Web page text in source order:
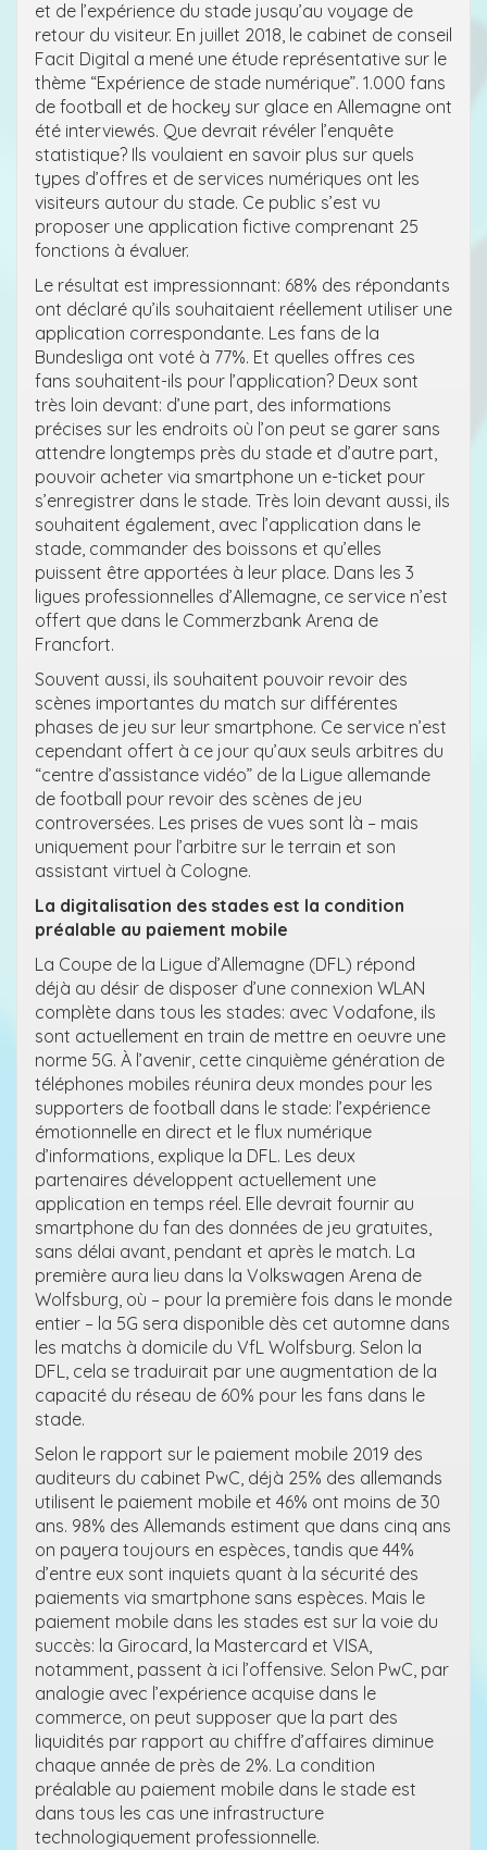
et de l’expérience du stade jusqu’au voyage de
retour du visiteur. En juillet 2018, le cabinet de conseil
Facit Digital a mené une étude représentative sur le
thème “Expérience de stade numérique”. 1.000 fans
de football et de hockey sur glace en Allemagne ont
été interviewés. Que devrait révéler l’enquête
statistique? Ils voulaient en savoir plus sur quels
types d’offres et de services numériques ont les
visiteurs autour du stade. Ce public s’est vu
proposer une application fictive comprenant 25
fonctions à évaluer.
Le résultat est impressionnant: 68% des répondants
ont déclaré qu’ils souhaitaient réellement utiliser une
application correspondante. Les fans de la
Bundesliga ont voté à 77%. Et quelles offres ces
fans souhaitent-ils pour l’application? Deux sont
très loin devant: d’une part, des informations
précises sur les endroits où l’on peut se garer sans
attendre longtemps près du stade et d’autre part,
pouvoir acheter via smartphone un e-ticket pour
s’enregistrer dans le stade. Très loin devant aussi, ils
souhaitent également, avec l’application dans le
stade, commander des boissons et qu’elles
puissent être apportées à leur place. Dans les 3
ligues professionnelles d’Allemagne, ce service n’est
offert que dans le Commerzbank Arena de
Francfort.
Souvent aussi, ils souhaitent pouvoir revoir des
scènes importantes du match sur différentes
phases de jeu sur leur smartphone. Ce service n’est
cependant offert à ce jour qu’aux seuls arbitres du
“centre d’assistance vidéo” de la Ligue allemande
de football pour revoir des scènes de jeu
controversées. Les prises de vues sont là – mais
uniquement pour l’arbitre sur le terrain et son
assistant virtuel à Cologne.
La digitalisation des stades est la condition
préalable au paiement mobile
La Coupe de la Ligue d’Allemagne (DFL) répond
déjà au désir de disposer d’une connexion WLAN
complète dans tous les stades: avec Vodafone, ils
sont actuellement en train de mettre en oeuvre une
norme 5G. À l’avenir, cette cinquième génération de
téléphones mobiles réunira deux mondes pour les
supporters de football dans le stade: l’expérience
émotionnelle en direct et le flux numérique
d’informations, explique la DFL. Les deux
partenaires développent actuellement une
application en temps réel. Elle devrait fournir au
smartphone du fan des données de jeu gratuites,
sans délai avant, pendant et après le match. La
première aura lieu dans la Volkswagen Arena de
Wolfsburg, où – pour la première fois dans le monde
entier – la 5G sera disponible dès cet automne dans
les matchs à domicile du VfL Wolfsburg. Selon la
DFL, cela se traduirait par une augmentation de la
capacité du réseau de 60% pour les fans dans le
stade.
Selon le rapport sur le paiement mobile 2019 des
auditeurs du cabinet PwC, déjà 25% des allemands
utilisent le paiement mobile et 46% ont moins de 30
ans. 98% des Allemands estiment que dans cinq ans
on payera toujours en espèces, tandis que 44%
d’entre eux sont inquiets quant à la sécurité des
paiements via smartphone sans espèces. Mais le
paiement mobile dans les stades est sur la voie du
succès: la Girocard, la Mastercard et VISA,
notamment, passent à ici l’offensive. Selon PwC, par
analogie avec l’expérience acquise dans le
commerce, on peut supposer que la part des
liquidités par rapport au chiffre d’affaires diminue
chaque année de près de 2%. La condition
préalable au paiement mobile dans le stade est
dans tous les cas une infrastructure
technologiquement professionnelle.